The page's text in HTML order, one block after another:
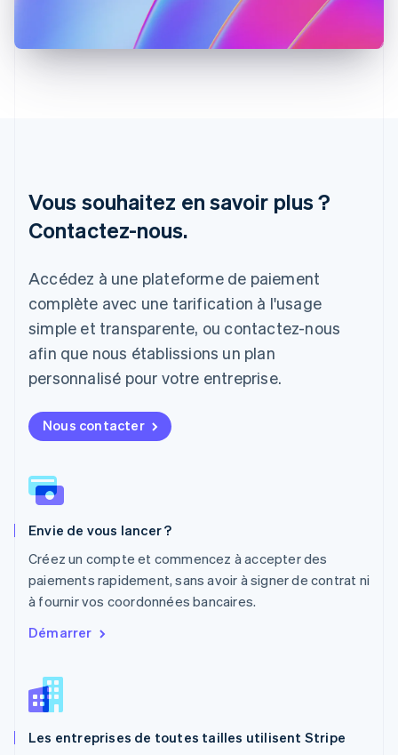
Vous souhaitez en savoir plus ?
Contactez-nous.
Accédez à une plateforme de paiement
complète avec une tarification à l'usage
simple et transparente, ou contactez-nous
afin que nous établissions un plan
personnalisé pour votre entreprise.
Nous contacter
Envie de vous lancer ?
Créez un compte et commencez à accepter des
paiements rapidement, sans avoir à signer de contrat ni
à fournir vos coordonnées bancaires.
Démarrer
Les entreprises de toutes tailles utilisent Stripe
Inde
Lettonie
English
Liechtenstein
English
Luxembourg
Français Deutsch
Malaisie
English 简体中文
Malte
Mexique
EspañolEnglish
Norvège
Nouvelle-Zélande
English
NederlandsEnglish
Portugal
Português English
R.A.S. de Hong Kong, Chine
English
Roumanie
Royaume-Uni